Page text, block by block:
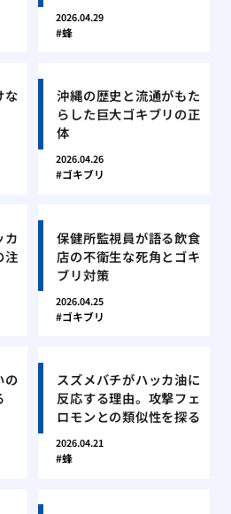
2026.04.29
蜂
な
沖縄の歴史と流通がもた
らした巨大ゴキブリの正
体
2026.04.26
ゴキブリ
カ
注
保健所監視員が語る飲食
店の不衛生な死角とゴキ
ブリ対策
2026.04.25
ゴキブリ
の
スズメバチがハッカ油に
反応する理由。攻撃フェ
ロモンとの類似性を探る
2026.04.21
蜂